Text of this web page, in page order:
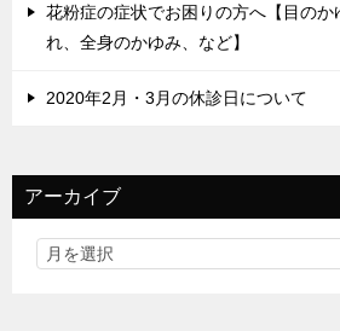
花粉症の症状でお困りの方へ【目の
れ、全身のかゆみ、など】
2020年2月・3月の休診日について
アーカイブ